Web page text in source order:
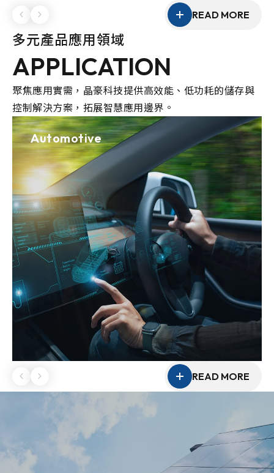
READ MORE
多元產品應用領域
APPLICATION
聚焦應用實需，晶豪科技提供高效能、低功耗的儲存與
控制解決方案，拓展智慧應用邊界。
Automotive
READ MORE